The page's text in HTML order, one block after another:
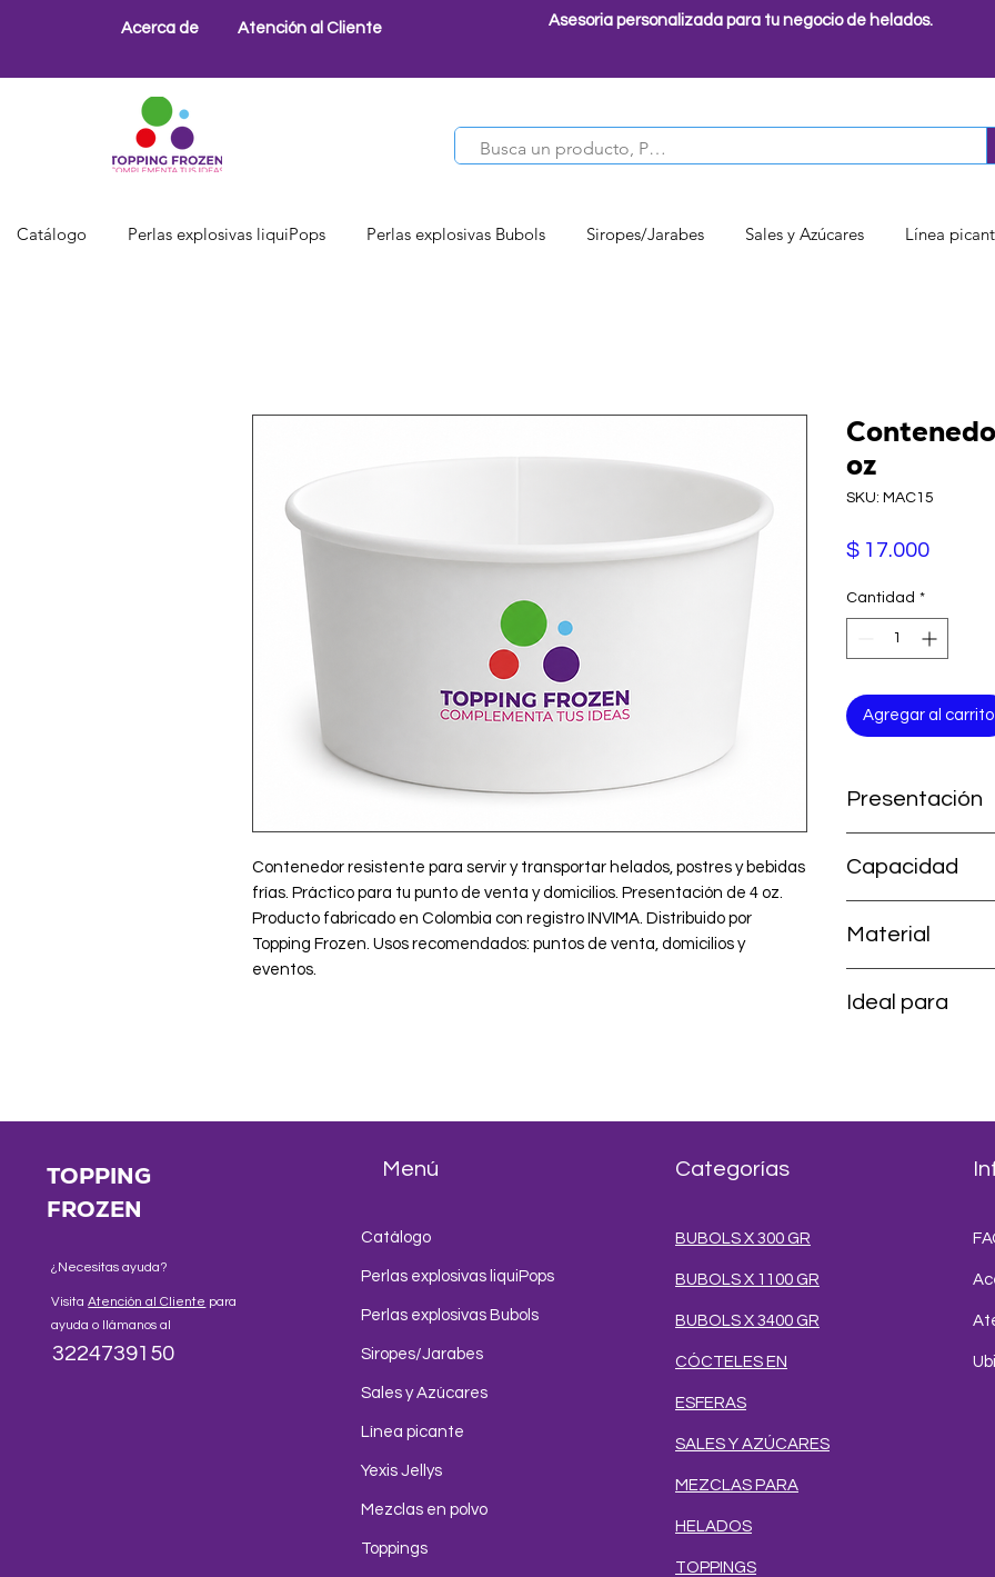
Acerca de Atención al Cliente Asesoria personalizada para tu negocio de helados.
Catálogo Perlas explosivas liquiPops Perlas explosivas Bubols Siropes/Jarabes Sales y Azúcares Línea
Contenedor resistente para servir y transportar helados, postres y bebidas
frías. Práctico para tu punto de venta y domicilios. Presentación de 4 oz.
Producto fabricado en Colombia con registro INVIMA. Distribuido por
Topping Frozen. Usos recomendados: puntos de venta, domicilios y
eventos.
oz
SKU: MAC15
$ 17.000Precio
Cantidad *
Agregar al carrito
Presentación
Capacidad
Material
Ideal para
TOPPING
FROZEN
¿Necesitas ayuda?
VisitaAtención al Cliente para
ayuda o llámanos al
3224739150
Menú
Catálogo
Perlas explosivas liquiPops
Perlas explosivas Bubols
Siropes/Jarabes
Sales y Azúcares
Línea picante
Yexis Jellys
Mezclas en polvo
Toppings
Categorías
BUBOLS X 300 GR
BUBOLS X 1100 GR
BUBOLS X 3400 GR
CÓCTELES EN
ESFERAS
SALES Y AZÚCARES
MEZCLAS PARA
HELADOS
TOPPINGS